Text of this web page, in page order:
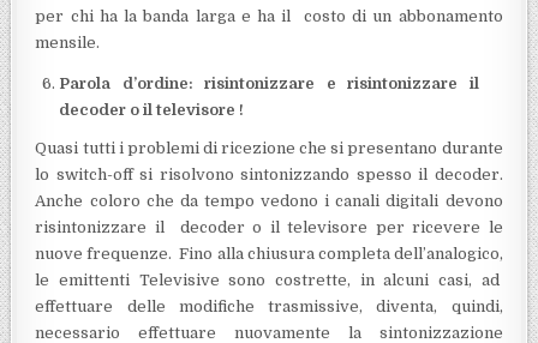
per chi ha la banda larga e ha il costo di un abbonamento
mensile.
Parola d’ordine: risintonizzare e risintonizzare il
decoder o il televisore !
Quasi tutti i problemi di ricezione che si presentano durante
lo switch-off si risolvono sintonizzando spesso il decoder.
Anche coloro che da tempo vedono i canali digitali devono
risintonizzare il decoder o il televisore per ricevere le
nuove frequenze. Fino alla chiusura completa dell’analogico,
le emittenti Televisive sono costrette, in alcuni casi, ad
effettuare delle modifiche trasmissive, diventa, quindi,
necessario effettuare nuovamente la sintonizzazione